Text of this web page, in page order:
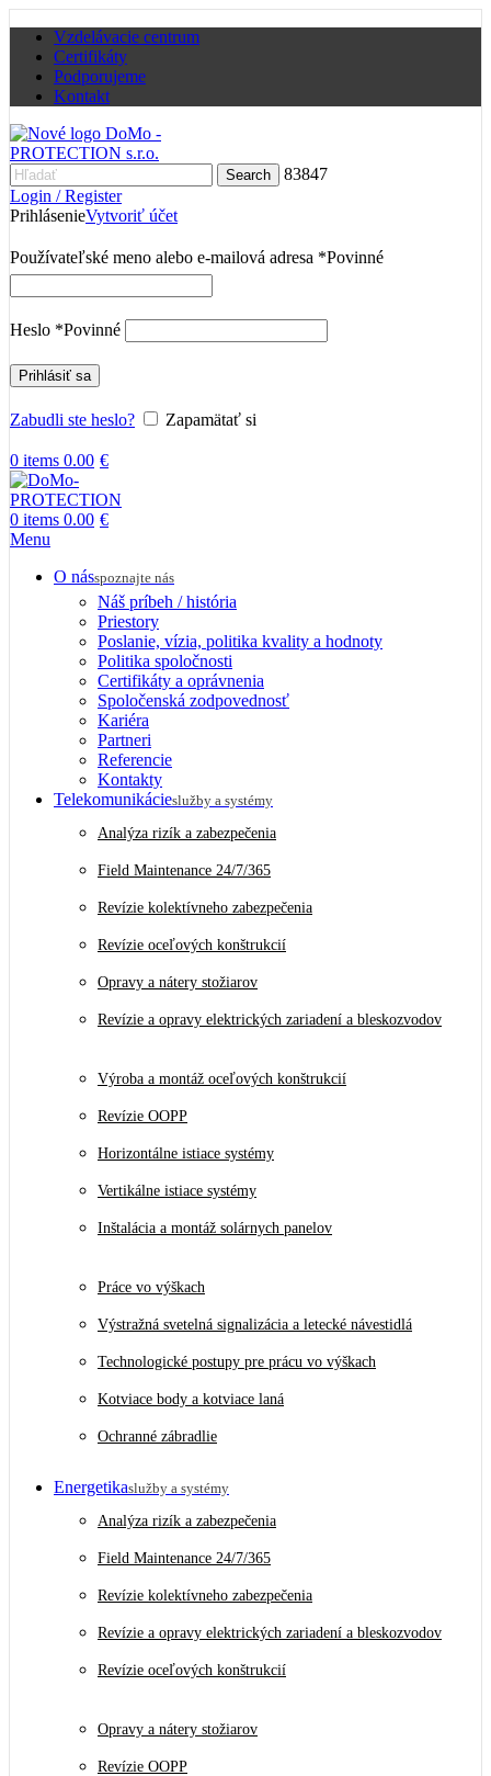
Vzdelávacie centrum
Certifikáty
Podporujeme
Kontakt
Search
83847
Login / Register
PrihlásenieVytvoriť účet
Používateľské meno alebo e-mailová adresa *Povinné
Heslo *Povinné
Prihlásiť sa
Zabudli ste heslo? Zapamätať si
0 items 0.00 €
0 items 0.00 €
Menu
O násspoznajte nás
Náš príbeh / história
Priestory
Poslanie, vízia, politika kvality a hodnoty
Politika spoločnosti
Certifikáty a oprávnenia
Spoločenská zodpovednosť
Kariéra
Partneri
Referencie
Kontakty
Telekomunikácieslužby a systémy
Analýza rizík a zabezpečenia
Field Maintenance 24/7/365
Revízie kolektívneho zabezpečenia
Revízie oceľových konštrukcií
Opravy a nátery stožiarov
Revízie a opravy elektrických zariadení a bleskozvodov
Výroba a montáž oceľových konštrukcií
Revízie OOPP
Horizontálne istiace systémy
Vertikálne istiace systémy
Inštalácia a montáž solárnych panelov
Práce vo výškach
Výstražná svetelná signalizácia a letecké návestidlá
Technologické postupy pre prácu vo výškach
Kotviace body a kotviace laná
Ochranné zábradlie
Energetikaslužby a systémy
Analýza rizík a zabezpečenia
Field Maintenance 24/7/365
Revízie kolektívneho zabezpečenia
Revízie a opravy elektrických zariadení a bleskozvodov
Revízie oceľových konštrukcií
Opravy a nátery stožiarov
Revízie OOPP